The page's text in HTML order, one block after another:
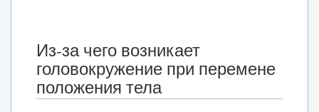
Из-за чего возникает
головокружение при перемене
положения тела